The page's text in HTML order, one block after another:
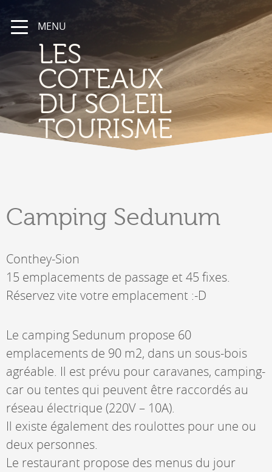
MENU
LES
COTEAUX
DU SOLEIL
TOURISME
Camping Sedunum
Conthey-Sion
15 emplacements de passage et 45 fixes.
Réservez vite votre emplacement :-D
Le camping Sedunum propose 60
emplacements de 90 m2, dans un sous-bois
agréable. Il est prévu pour caravanes, camping-
car ou tentes qui peuvent être raccordés au
réseau électrique (220V – 10A).
Il existe également des roulottes pour une ou
deux personnes.
Le restaurant propose des menus du jour